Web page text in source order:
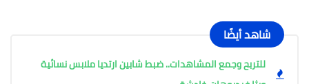
شاهد أيضًا
للتربح وجمع المشاهدات.. ضبط شابين ارتديا ملابس نسائية